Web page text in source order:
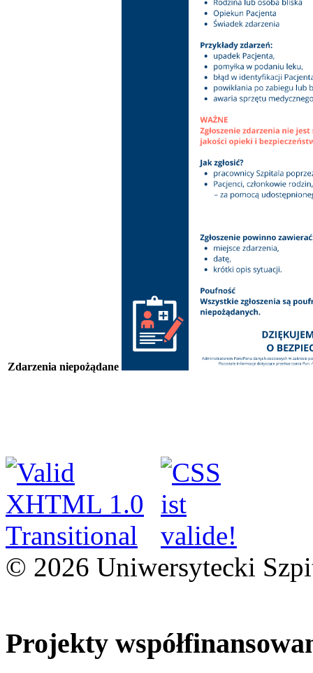
Zdarzenia niepożądane
© 2026 Uniwersytecki
Projekty